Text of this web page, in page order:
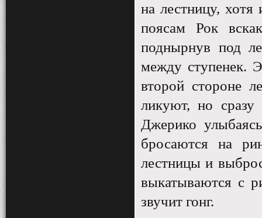
на лестницу,
поясам Рок
поднырнув под
между ступенек.
второй стороне
ликуют, но
Джерико
бросаются на
лестницы и
выкатываются с
звучит гонг.